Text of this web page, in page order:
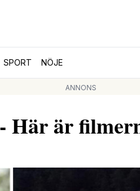
SPORT NÖJE
ANNONS
Här är